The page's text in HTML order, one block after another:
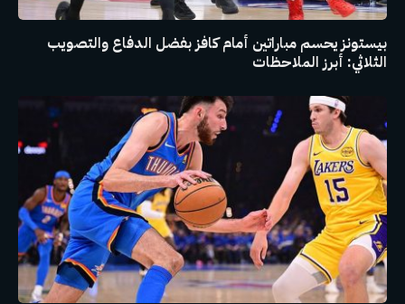
بيستونز يحسم مباراتين أمام كافز بفضل الدفاع والتصويب
الثلاثي: أبرز الملاحظات